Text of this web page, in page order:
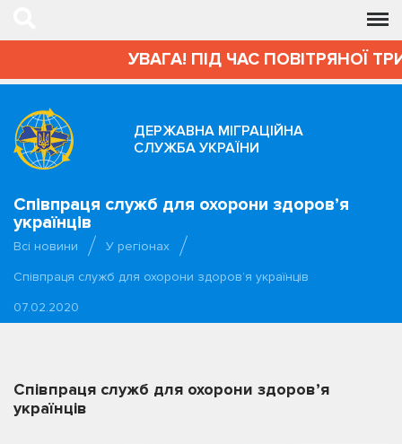
УВАГА! ПІД ЧАС ПОВІТРЯНОЇ
ДЕРЖАВНА МІГРАЦІЙНА
СЛУЖБА УКРАЇНИ
Співпраця служб для охорони здоров’я
українців
Всі новини
У регіонах
Співпраця служб для охорони здоров’я українців
07.02.2020
Співпраця служб для охорони здоров’я
українців